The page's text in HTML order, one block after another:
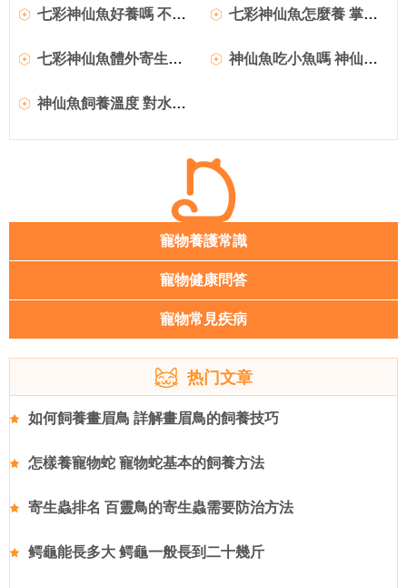
七彩神仙魚好養嗎 不需要特殊的光照設備 七彩神仙魚怎麼養 掌握飼養技巧
七彩神仙魚體外寄生蟲怎麼去除 神仙魚吃小魚嗎 神仙魚會攻擊其他小魚
神仙魚飼養溫度 對水質沒有特殊要求
寵物養護常識
寵物健康問答
寵物常見疾病
热门文章
如何飼養畫眉鳥 詳解畫眉鳥的飼養技巧
怎樣養寵物蛇 寵物蛇基本的飼養方法
寄生蟲排名 百靈鳥的寄生蟲需要防治方法
鳄龜能長多大 鳄龜一般長到二十幾斤